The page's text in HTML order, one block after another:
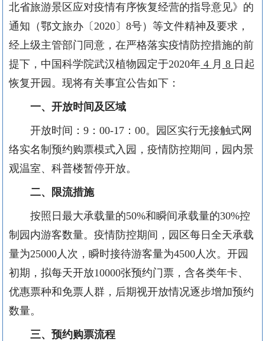
北省旅游景区应对疫情有序恢复经营的指导意见》的
通知（鄂文旅办〔2020〕 8号）等文件精神及要求，
经上级主管部门同意，在严格落实疫情防控措施的前
提下，中国科学院武汉植物园定于2020年 4 月 8 日起
恢复开园。现将有关事宜公告如下：
一、 开放时间及区域
开放时间： 9 ： 00-17 ： 00。园区实行无接触式网
络实名制预约购票模式入园，疫情防控期间，园内景
观温室、科普楼暂停开放。
二、
限流措施
按照日最大承载量的50%和瞬间承载量的30%控
制园内游客数量。疫情防控期间，园区每日全天承载
量为25000 人次，瞬时接待游客量为4500 人次。开园
初期，拟每天开放10000张预约门票，含各类年卡、
优惠票种和免票人群，后期视开放情况逐步增加预约
数量。
三、 预约购票流程